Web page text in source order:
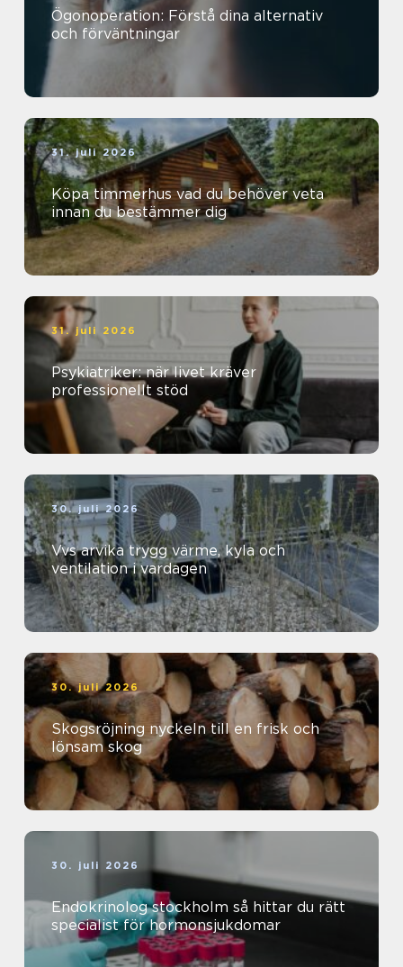
Ögonoperation: Förstå dina alternativ
och förväntningar
31. juli 2026
Köpa timmerhus vad du behöver veta
innan du bestämmer dig
31. juli 2026
Psykiatriker: när livet kräver
professionellt stöd
30. juli 2026
Vvs arvika trygg värme, kyla och
ventilation i vardagen
30. juli 2026
Skogsröjning nyckeln till en frisk och
lönsam skog
30. juli 2026
Endokrinolog stockholm så hittar du rätt
specialist för hormonsjukdomar